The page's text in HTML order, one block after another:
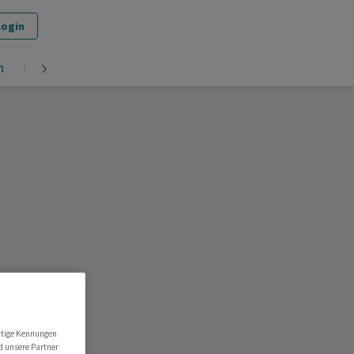
Krypto
Kennungen
unsere Partner